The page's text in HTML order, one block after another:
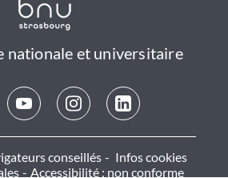
nationale et universitaire
conseillés
Infos cookies
Accessibilité : non conforme